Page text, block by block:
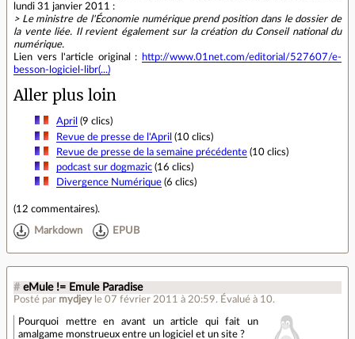
lundi 31 janvier 2011 :
> Le ministre de l'Économie numérique prend position dans le dossier de
la vente liée. Il revient également sur la création du Conseil national du
numérique.
Lien vers l'article original :
http://www.01net.com/editorial/527607/e-
besson-logiciel-libr(...)
Aller plus loin
April (9 clics)
Revue de presse de l'April (10 clics)
Revue de presse de la semaine précédente(10 clics)
podcast sur dogmazic(16 clics)
Divergence Numérique(6 clics)
(12 commentaires).
Markdown EPUB
# eMule != Emule Paradise
Posté par mydjey le 07 février 2011 à 20:59. Évalué à 10.
Pourquoi mettre en avant un article qui fait un
amalgame monstrueux entre un logiciel et un site ?